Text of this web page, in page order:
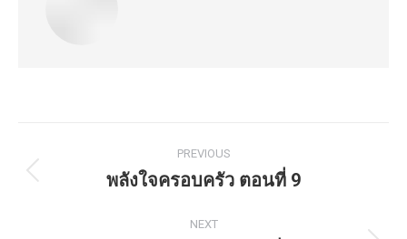
navigation
PREVIOUS
Previous
พลังใจครอบครัว ตอนที่ 9
NEXT